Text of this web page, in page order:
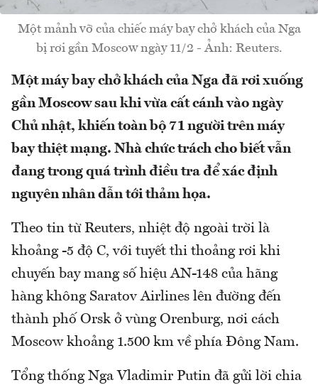
Một mảnh vỡ của chiếc máy bay chở khách của Nga
bị rơi gần Moscow ngày 11/2 - Ảnh: Reuters.
Một máy bay chở khách của Nga đã rơi xuống
gần Moscow sau khi vừa cất cánh vào ngày
Chủ nhật, khiến toàn bộ 71 người trên máy
bay thiệt mạng. Nhà chức trách cho biết vẫn
đang trong quá trình điều tra để xác định
nguyên nhân dẫn tới thảm họa.
Theo tin từ Reuters, nhiệt độ ngoài trời là
khoảng -5 độ C, với tuyết thi thoảng rơi khi
chuyến bay mang số hiệu AN-148 của hãng
hàng không Saratov Airlines lên đường đến
thành phố Orsk ở vùng Orenburg, nơi cách
Moscow khoảng 1.500 km về phía Đông Nam.
Tổng thống Nga Vladimir Putin đã gửi lời chia